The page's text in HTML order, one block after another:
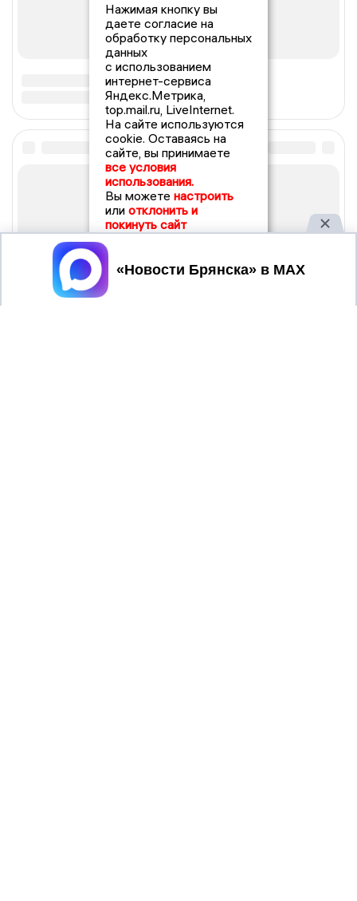
Нажимая кнопку вы
даете согласие на
обработку персональных
данных
с использованием
интернет-сервиса
Яндекс.Метрика,
top.mail.ru, LiveInternet.
На сайте используются
cookie. Оставаясь на
сайте, вы принимаете
все условия
использования.
Вы можете настроить
или отклонить и
покинуть сайт
Принять